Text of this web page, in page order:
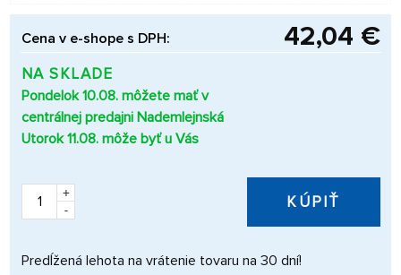
Cena v e-shope s DPH: 42,04 €
NA SKLADE
Pondelok 10.08. môžete mať v
centrálnej predajni Nademlejnská
Utorok 11.08. môže byť u Vás
+
-
KÚPIŤ
Predĺžená lehota na vrátenie tovaru na 30 dní!